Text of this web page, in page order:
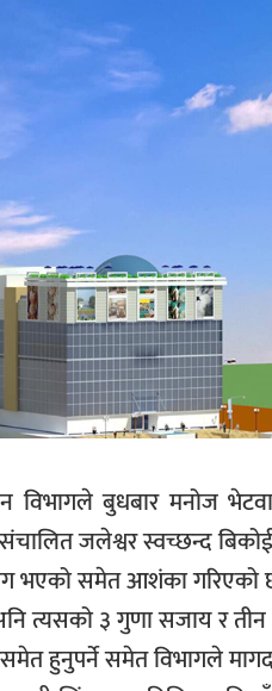
विभागले बुधबार मनोज
जलेश्वर स्वच्छन्द बिकोई
भएको समेत आशंका गरिएको
त्यसको ३ गुणा सजाय र तीन
हुनुपर्ने समेत विभागले